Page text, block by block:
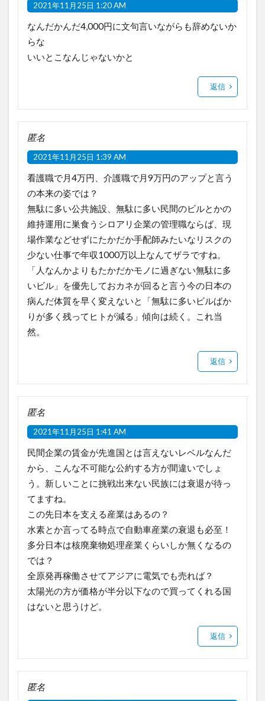
2021年11月25日 1:20 AM
なんだかんだ4,000円に文句言いながらも辞めないか
らな
いいとこなんじゃないかと
返信
匿名
2021年11月25日 1:39 AM
看護職で月4万円、介護職で月9万円のアップと言う
の本来の姿では？
無駄に多い公共施設、無駄に多い民間のビルとかの
維持運用に巣食うシロアリ企業の管理職ならば、現
場作業などせずにたかだか手配師みたいなリスクの
少ない仕事で年収1000万以上なんてザラですね。
「人なんかよりもたかだかモノに過ぎない無駄に多
いビル」を優先しておカネが回ると言う今の日本の
病んだ体質を早く変えないと「無駄に多いビルばか
りが多く残ってヒトが減る」傾向は続く。これ当
然。
返信
匿名
2021年11月25日 1:41 AM
民間企業の賃金が先進国とは言えないレベルなんだ
から、こんな不可能な公約する方が間違いでしょ
う。新しいことに挑戦出来ない民族には衰退が待っ
てますね。
この先日本を支える産業はあるの？
水素とか言ってる時点で自動車産業の衰退も必至！
多分日本は核廃棄物処理産業くらいしか無くなるの
では？
全原発再稼働させてアジアに電気でも売れば？
太陽光の方が価格が半分以下なので買ってくれる国
はないと思うけど。
返信
匿名